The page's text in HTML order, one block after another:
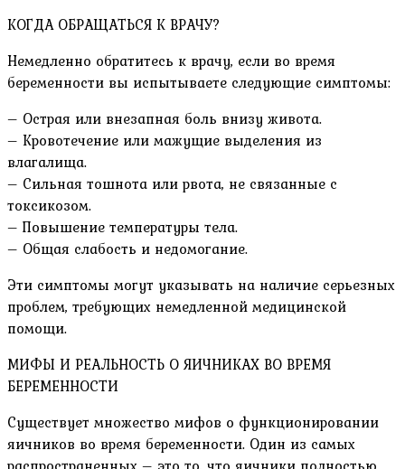
КОГДА ОБРАЩАТЬСЯ К ВРАЧУ?
Немедленно обратитесь к врачу, если во время
беременности вы испытываете следующие симптомы:
– Острая или внезапная боль внизу живота.
– Кровотечение или мажущие выделения из
влагалища.
– Сильная тошнота или рвота, не связанные с
токсикозом.
– Повышение температуры тела.
– Общая слабость и недомогание.
Эти симптомы могут указывать на наличие серьезных
проблем, требующих немедленной медицинской
помощи.
МИФЫ И РЕАЛЬНОСТЬ О ЯИЧНИКАХ ВО ВРЕМЯ
БЕРЕМЕННОСТИ
Существует множество мифов о функционировании
яичников во время беременности. Один из самых